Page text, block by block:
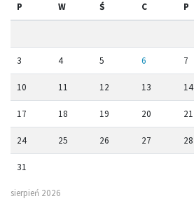
sierpień 2026
P W Ś C P
3 4 5 6 7
10 11 12 13 14
17 18 19 20 21
24 25 26 27 28
31